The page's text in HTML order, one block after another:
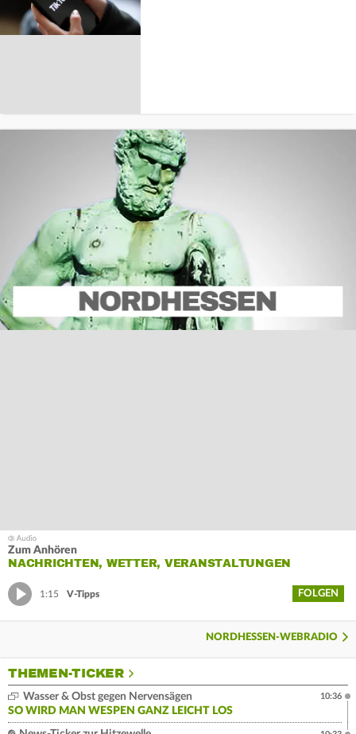
Zum Anhören
NACHRICHTEN, WETTER, VERANSTALTUNGEN
1:15 V-Tipps FOLGEN
NORDHESSEN-WEBRADIO
THEMEN-TICKER
Wasser & Obst gegen Nervensägen
SO WIRD MAN WESPEN GANZ LEICHT LOS
10:36